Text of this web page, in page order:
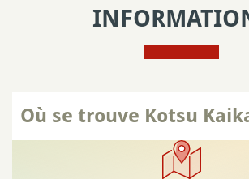
Où se trouve Kotsu